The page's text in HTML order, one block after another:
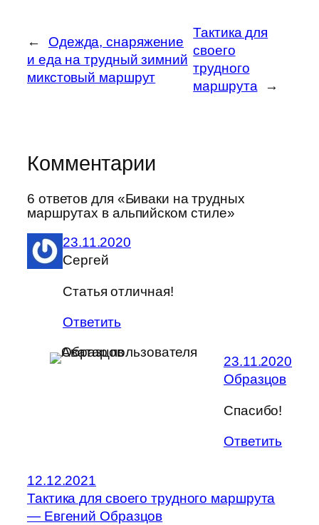
←
Одежда, снаряжение
и еда на трудный зимний
микстовый маршрут
Тактика для
своего
трудного
маршрута
→
Комментарии
6 ответов для «Биваки на трудных
маршрутах в альпийском стиле»
23.11.2020
Сергей
Статья отличная!
Ответить
23.11.2020
Образцов
Спасибо!
Ответить
12.12.2021
Тактика для своего трудного маршрута
— Евгений Образцов